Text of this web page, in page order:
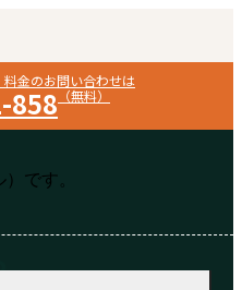
金のお問い合わせは
858 （無料）
です。